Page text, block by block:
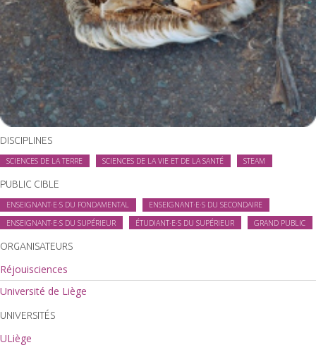
DISCIPLINES
SCIENCES DE LA TERRE SCIENCES DE LA VIE ET DE LA SANTÉ STEAM
PUBLIC CIBLE
ENSEIGNANT·E·S DU FONDAMENTAL
ENSEIGNANT·E·S DU SECONDAIRE
ENSEIGNANT·E·S DU SUPÉRIEUR
ÉTUDIANT·E·S DU SUPÉRIEUR GRAND PUBLIC
ORGANISATEURS
Réjouisciences
Université de Liège
UNIVERSITÉS
ULiège